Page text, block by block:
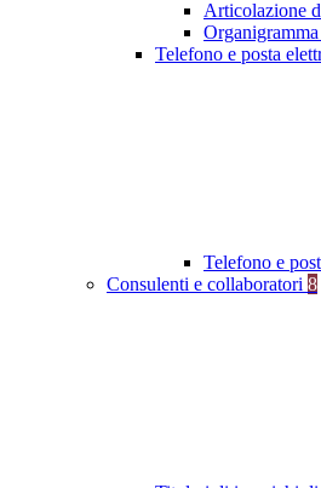
Articolazione
Organigramma
Telefono e posta
Telefono e
Consulenti e collaboratori 8